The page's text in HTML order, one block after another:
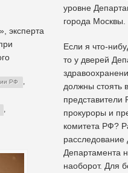
эксперта
РФ ,
,
уровне
города Москвы.
Если я что-
то у дверей
должны стоять
представители
прокуроры и
комитета РФ?
расследование
Департамента
наоборот. Для